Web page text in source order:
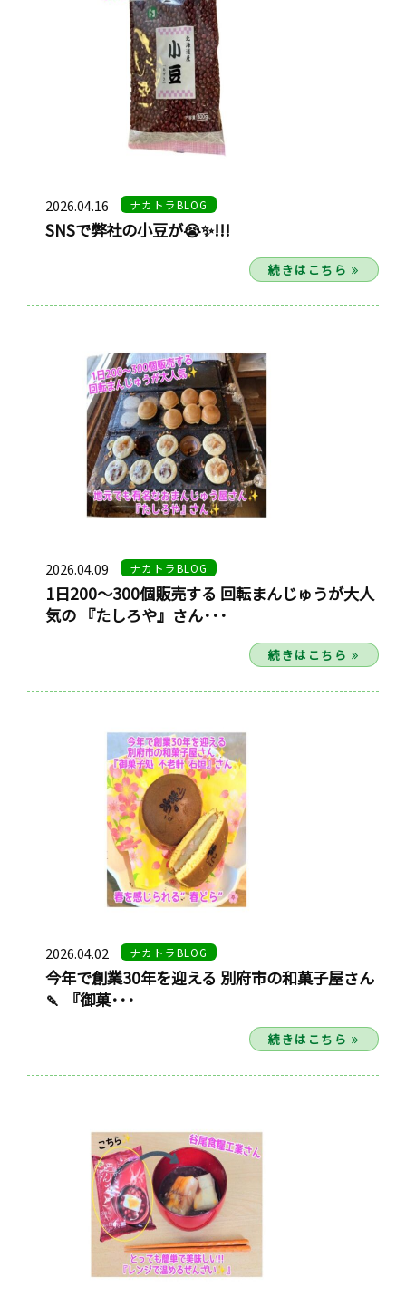
2026.04.16 ナカトラBLOG
SNSで弊社の小豆が😭✨!!!
続きはこちら
2026.04.09 ナカトラBLOG
1日200〜300個販売する 回転まんじゅうが大人
気の 『たしろや』さん･･･
続きはこちら
2026.04.02 ナカトラBLOG
今年で創業30年を迎える 別府市の和菓子屋さん
🍡 『御菓･･･
続きはこちら